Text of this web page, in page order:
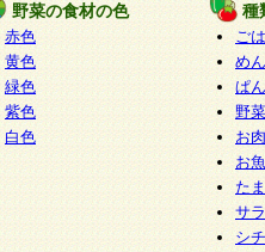
野菜の食材の色
赤色
黄色
緑色
紫色
白色
種
ご
めん
ぱん
野
お
お
た
サ
シ